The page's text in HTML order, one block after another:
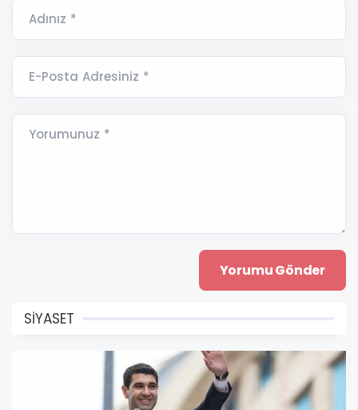
Adınız *
E-Posta Adresiniz *
Yorumunuz *
SİYASET